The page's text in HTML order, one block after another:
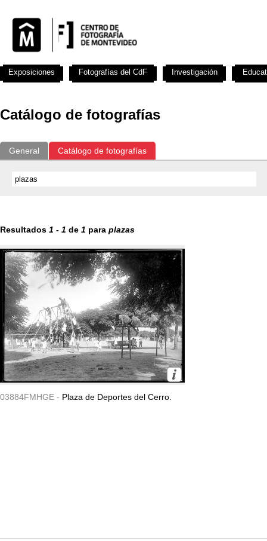
Catálogo de fotografías
General Catálogo de fotografías
Resultados 1 - 1 de 1 para plazas
03884FMHGE - Plaza de Deportes del Cerro.
Exposiciones Fotografías del CdF Investigación